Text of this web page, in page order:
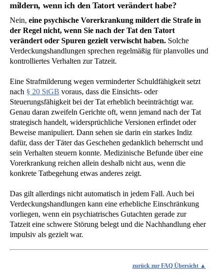
mildern, wenn ich den Tatort verändert habe?
Nein, eine psychische Vorerkrankung mildert die Strafe in
der Regel nicht, wenn Sie nach der Tat den Tatort
verändert oder Spuren gezielt verwischt haben. Solche
Verdeckungshandlungen sprechen regelmäßig für planvolles und
kontrolliertes Verhalten zur Tatzeit.
Eine Strafmilderung wegen verminderter Schuldfähigkeit setzt
nach § 20 StGB voraus, dass die Einsichts- oder
Steuerungsfähigkeit bei der Tat erheblich beeinträchtigt war.
Genau daran zweifeln Gerichte oft, wenn jemand nach der Tat
strategisch handelt, widersprüchliche Versionen erfindet oder
Beweise manipuliert. Dann sehen sie darin ein starkes Indiz
dafür, dass der Täter das Geschehen gedanklich beherrscht und
sein Verhalten steuern konnte. Medizinische Befunde über eine
Vorerkrankung reichen allein deshalb nicht aus, wenn die
konkrete Tatbegehung etwas anderes zeigt.
Das gilt allerdings nicht automatisch in jedem Fall. Auch bei
Verdeckungshandlungen kann eine erhebliche Einschränkung
vorliegen, wenn ein psychiatrisches Gutachten gerade zur
Tatzeit eine schwere Störung belegt und die Nachhandlung eher
impulsiv als gezielt war.
zurück zur FAQ Übersicht